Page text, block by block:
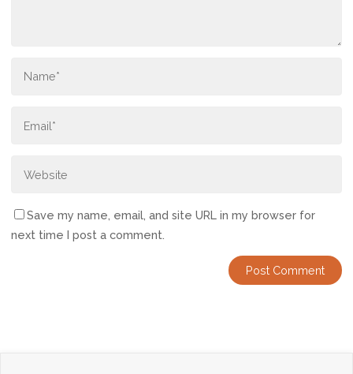
Save my name, email, and site URL in my browser for
next time I post a comment.